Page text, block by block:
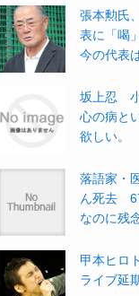
張本勲氏
表に「喝
今の代表
坂上忍
心の病と
欲しい。
落語家・
ん死去
なのに残
甲本ヒロ
ライブ延